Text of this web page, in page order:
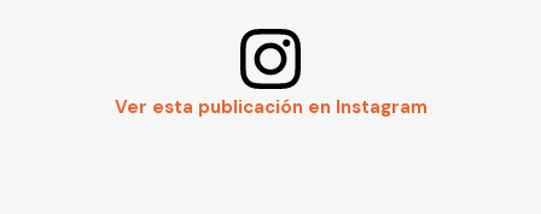
Ver esta publicación en Instagram